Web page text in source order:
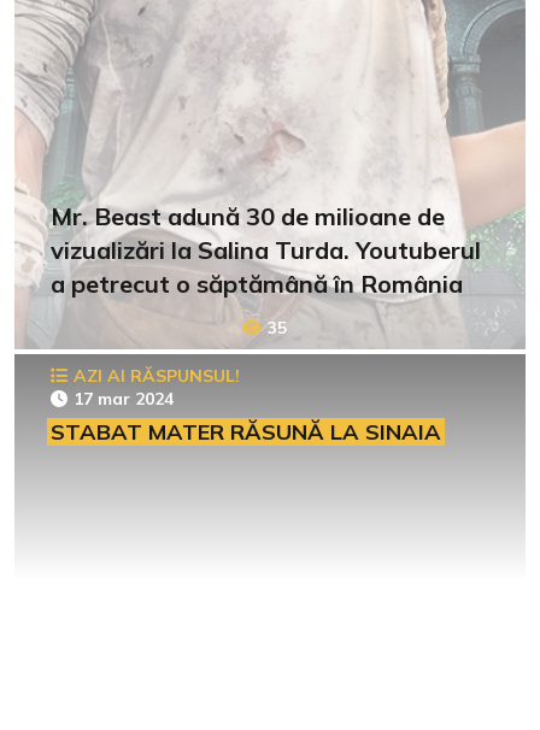
Mr. Beast adună 30 de milioane de
vizualizări la Salina Turda. Youtuberul
a petrecut o săptămână în România
35
AZI AI RĂSPUNSUL!
17 mar 2024
STABAT MATER RĂSUNĂ LA SINAIA